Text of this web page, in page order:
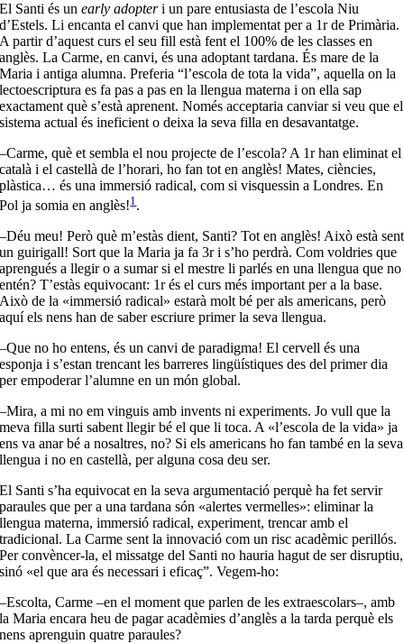
El Santi és unearly adopteri un pare entusiasta de l’escola Niu
d’Estels. Li encanta el canvi que han implementat per a 1r de Primària.
A partir d’aquest curs el seu fill està fent el 100% de les classes en
anglès. La Carme, en canvi, és una adoptant tardana. És mare de la
Maria i antiga alumna. Preferia “l’escola de tota la vida”, aquella on la
lectoescriptura es fa pas a pas en la llengua materna i on ella sap
exactament què s’està aprenent. Només acceptaria canviar si veu que el
sistema actual és ineficient o deixa la seva filla en desavantatge.
–Carme, què et sembla el nou projecte de l’escola? A 1r han eliminat el
català i el castellà de l’horari, ho fan tot en anglès! Mates, ciències,
plàstica… és una immersió radical, com si visquessin a Londres. En
Pol ja somia en anglès!1.
–Déu meu! Però què m’estàs dient, Santi? Tot en anglès! Això està sent
un guirigall! Sort que la Maria ja fa 3r i s’ho perdrà. Com voldries que
aprengués a llegir o a sumar si el mestre li parlés en una llengua que no
entén? T’estàs equivocant: 1r és el curs més important per a la base.
Això de la «immersió radical» estarà molt bé per als americans, però
aquí els nens han de saber escriure primer la seva llengua.
–Que no ho entens, és un canvi de paradigma! El cervell és una
esponja i s’estan trencant les barreres lingüístiques des del primer dia
per empoderar l’alumne en un món global.
–Mira, a mi no em vinguis amb invents ni experiments. Jo vull que la
meva filla surti sabent llegir bé el que li toca. A «l’escola de la vida» ja
ens va anar bé a nosaltres, no? Si els americans ho fan també en la seva
llengua i no en castellà, per alguna cosa deu ser.
El Santi s’ha equivocat en la seva argumentació perquè ha fet servir
paraules que per a una tardana són «alertes vermelles»: eliminar la
llengua materna, immersió radical, experiment, trencar amb el
tradicional. La Carme sent la innovació com un risc acadèmic perillós.
Per convèncer-la, el missatge del Santi no hauria hagut de ser disruptiu,
sinó «el que ara és necessari i eficaç”. Vegem-ho:
–Escolta, Carme –en el moment que parlen de les extraescolars–, amb
la Maria encara heu de pagar acadèmies d’anglès a la tarda perquè els
nens aprenguin quatre paraules?